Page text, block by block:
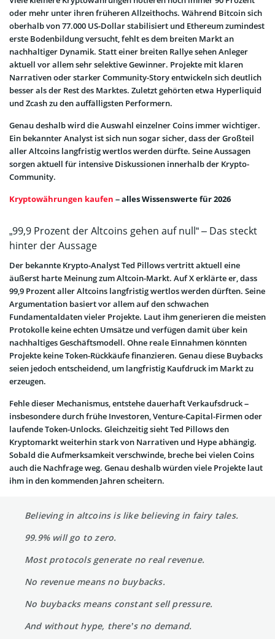
oder mehr unter ihren früheren Allzeithochs. Während Bitcoin sich
oberhalb von 77.000 US-Dollar stabilisiert und Ethereum zumindest
erste Bodenbildung versucht, fehlt es dem breiten Markt an
nachhaltiger Dynamik. Statt einer breiten Rallye sehen Anleger
aktuell vor allem sehr selektive Gewinner. Projekte mit klaren
Narrativen oder starker Community-Story entwickeln sich deutlich
besser als der Rest des Marktes. Zuletzt gehörten etwa Hyperliquid
und Zcash zu den auffälligsten Performern.
Genau deshalb wird die Auswahl einzelner Coins immer wichtiger.
Ein bekannter Analyst ist sich nun sogar sicher, dass der Großteil
aller Altcoins langfristig wertlos werden dürfte. Seine Aussagen
sorgen aktuell für intensive Diskussionen innerhalb der Krypto-
Community.
Kryptowährungen kaufen – alles Wissenswerte für 2026
„99,9 Prozent der Altcoins gehen auf null“ – Das steckt
hinter der Aussage
Der bekannte Krypto-Analyst Ted Pillows vertritt aktuell eine
äußerst harte Meinung zum Altcoin-Markt. Auf X erklärte er, dass
99,9 Prozent aller Altcoins langfristig wertlos werden dürften. Seine
Argumentation basiert vor allem auf den schwachen
Fundamentaldaten vieler Projekte. Laut ihm generieren die meisten
Protokolle keine echten Umsätze und verfügen damit über kein
nachhaltiges Geschäftsmodell. Ohne reale Einnahmen könnten
Projekte keine Token-Rückkäufe finanzieren. Genau diese Buybacks
seien jedoch entscheidend, um langfristig Kaufdruck im Markt zu
erzeugen.
Fehle dieser Mechanismus, entstehe dauerhaft Verkaufsdruck –
insbesondere durch frühe Investoren, Venture-Capital-Firmen oder
laufende Token-Unlocks. Gleichzeitig sieht Ted Pillows den
Kryptomarkt weiterhin stark von Narrativen und Hype abhängig.
Sobald die Aufmerksamkeit verschwinde, breche bei vielen Coins
auch die Nachfrage weg. Genau deshalb würden viele Projekte laut
ihm in den kommenden Jahren scheitern.
Believing in altcoins is like believing in fairy tales.
99.9% will go to zero.
Most protocols generate no real revenue.
No revenue means no buybacks.
No buybacks means constant sell pressure.
And without hype, there’s no demand.